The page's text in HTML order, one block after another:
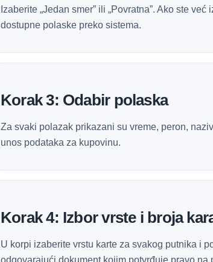
Izaberite „Jedan smer” ili „Povratna”. Ako ste
dostupne polaske preko sistema.
Korak 3: Odabir polaska
Za svaki polazak prikazani su vreme, peron,
unos podataka za kupovinu.
Korak 4: Izbor vrste i broja
U korpi izaberite vrstu karte za svakog putnika i
odgovarajući dokument kojim potvrđuje pravo na